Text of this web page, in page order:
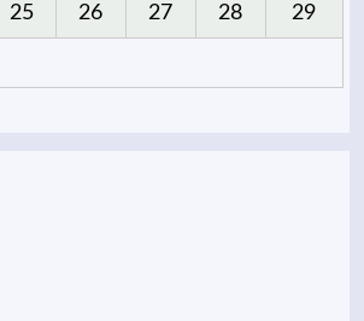
25 26 27 28 29